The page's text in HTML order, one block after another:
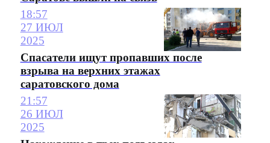
18:57
27 ИЮЛ
2025
Спасатели ищут пропавших после
взрыва на верхних этажах
саратовского дома
21:57
26 ИЮЛ
2025